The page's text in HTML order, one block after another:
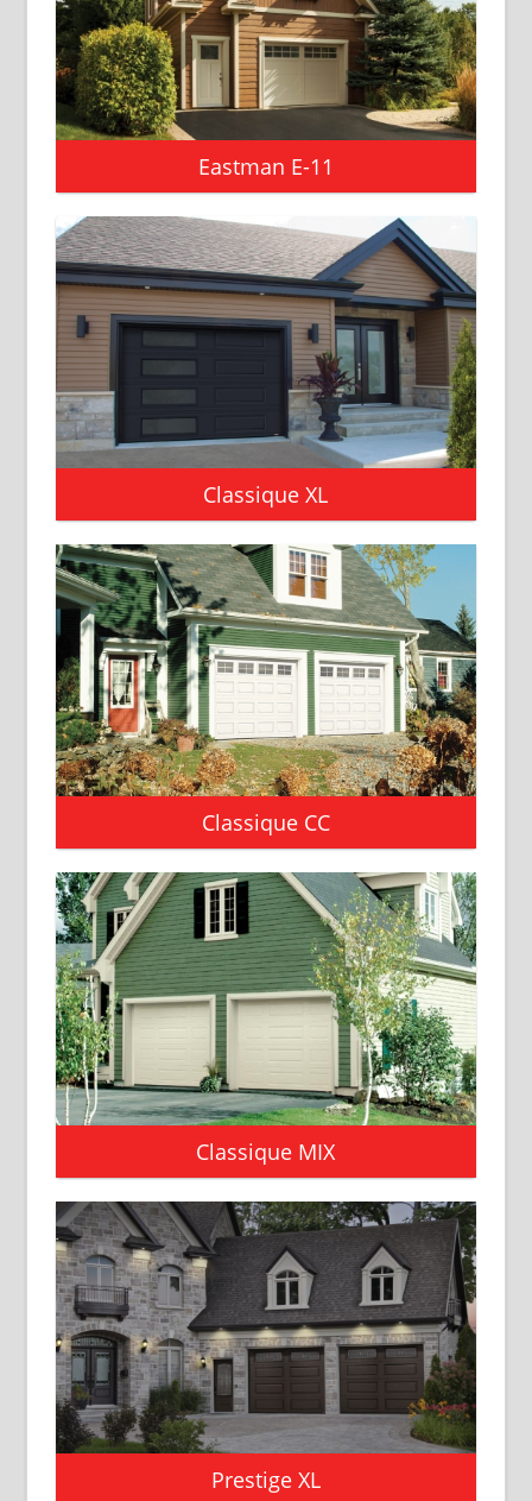
Eastman E-11
Classique XL
Classique CC
Classique MIX
Prestige XL